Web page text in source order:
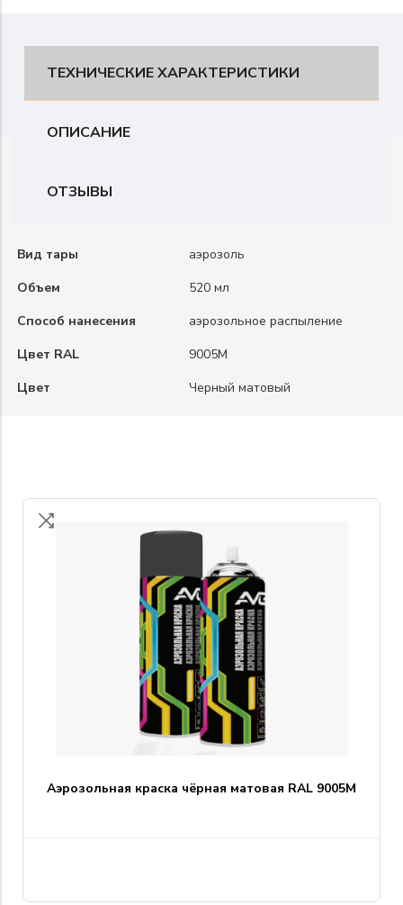
ТЕХНИЧЕСКИЕ ХАРАКТЕРИСТИКИ
ОПИСАНИЕ
ОТЗЫВЫ
Вид тары
аэрозоль
Объем
520 мл
Способ нанесения
аэрозольное распыление
Цвет RAL
9005M
Цвет
Черный матовый
Аэрозольная краска чёрная матовая RAL 9005M